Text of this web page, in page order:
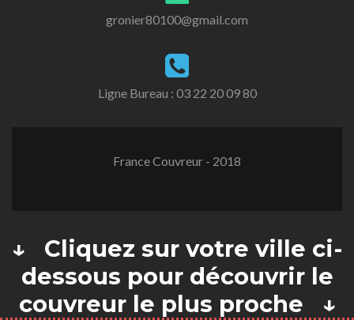
gronier80100@gmail.com
Ligne Bureau : 03 22 20 09 80
France Couvreur - 2018
↓ Cliquez sur votre ville ci-
dessous pour découvrir le
couvreur le plus proche ↓